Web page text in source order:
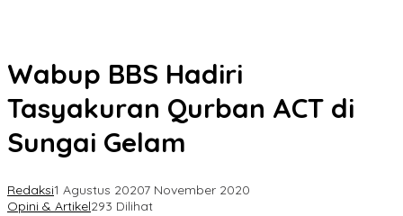
Wabup BBS Hadiri
Tasyakuran Qurban ACT di
Sungai Gelam
Redaksi1 Agustus 20207 November 2020
Opini & Artikel293 Dilihat